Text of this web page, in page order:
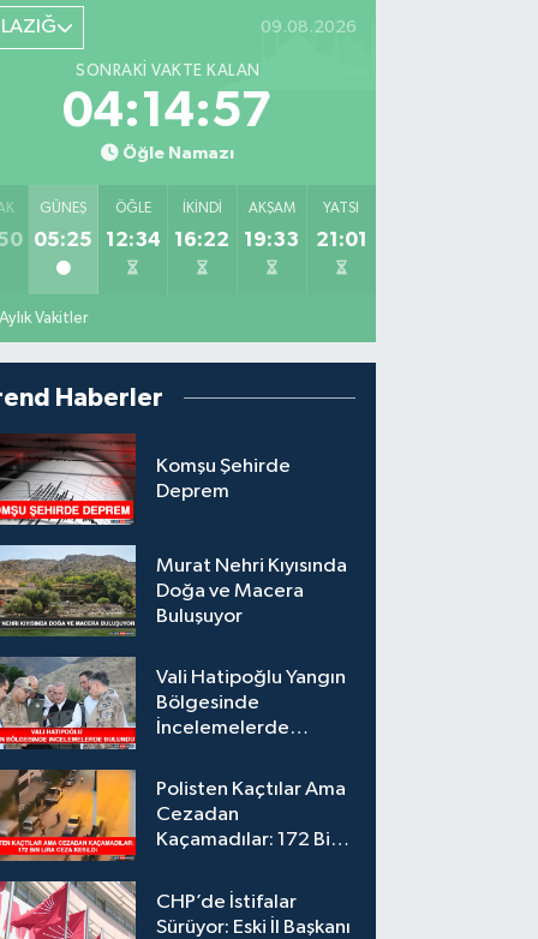
09.08.2026
SONRAKI VAKTE KALAN
04:14:56
Öğle Namazı
GÜNEŞ
05:25
ÖĞLE
12:34
İKINDI
16:22
AKŞAM
19:33
YATSI
21:01
Aylık Vakitler
Haberler
Komşu Şehirde
Deprem
Murat Nehri Kıyısında
Doğa ve Macera
Buluşuyor
Vali Hatipoğlu Yangın
Bölgesinde
İncelemelerde
Polisten Kaçtılar Ama
Cezadan
Kaçamadılar: 172 Bin
CHP’de İstifalar
Sürüyor: Eski İl Başkanı